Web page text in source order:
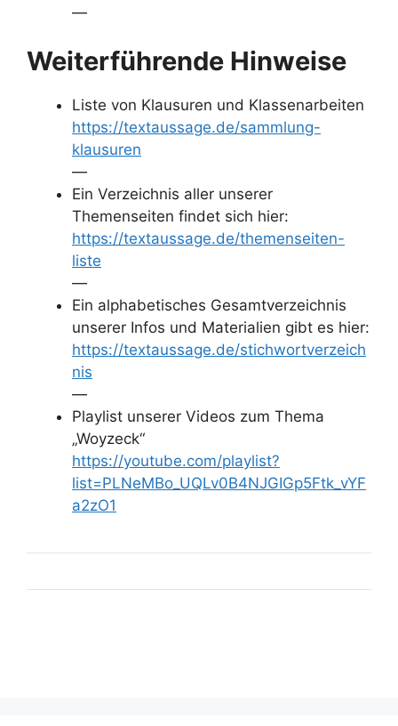
—
Weiterführende Hinweise
Liste von Klausuren und Klassenarbeiten
https://textaussage.de/sammlung-
klausuren
—
Ein Verzeichnis aller unserer
Themenseiten findet sich hier:
https://textaussage.de/themenseiten-
liste
—
Ein alphabetisches Gesamtverzeichnis
unserer Infos und Materialien gibt es hier:
https://textaussage.de/stichwortverzeich
nis
—
Playlist unserer Videos zum Thema
„Woyzeck“
https://youtube.com/playlist?
list=PLNeMBo_UQLv0B4NJGIGp5Ftk_vYF
a2zO1